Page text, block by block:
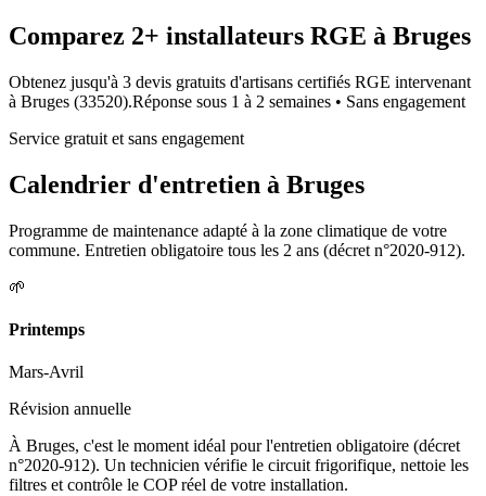
Comparez 2+ installateurs RGE à Bruges
Obtenez jusqu'à 3 devis gratuits d'artisans certifiés RGE intervenant
à Bruges (33520).Réponse sous 1 à 2 semaines • Sans engagement
Service gratuit et sans engagement
Calendrier d'entretien à Bruges
Programme de maintenance adapté à la zone climatique de votre
commune. Entretien obligatoire tous les 2 ans (décret n°2020-912).
🌱
Printemps
Mars-Avril
Révision annuelle
À Bruges, c'est le moment idéal pour l'entretien obligatoire (décret
n°2020-912). Un technicien vérifie le circuit frigorifique, nettoie les
filtres et contrôle le COP réel de votre installation.